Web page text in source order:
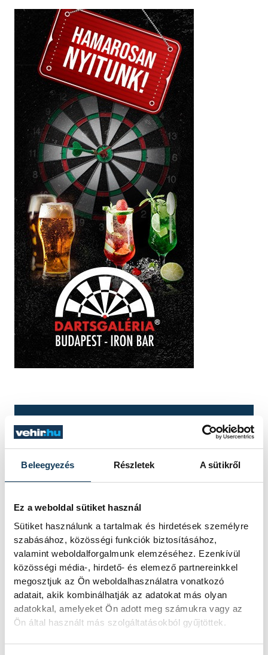
Beleegyezés Részletek A sütikről
Ez a weboldal sütiket használ
Sütiket használunk a tartalmak és hirdetések személyre
szabásához, közösségi funkciók biztosításához,
valamint weboldalforgalmunk elemzéséhez. Ezenkívül
közösségi média-, hirdető- és elemező partnereinkkel
megosztjuk az Ön weboldalhasználatra vonatkozó
adatait, akik kombinálhatják az adatokat más olyan
adatokkal, amelyeket Ön adott meg számukra vagy az
Ön által használt más szolgáltatásokból gyűjtöttek.
TOVÁBBI CIKKEK
KÖZÉRDEKŰ
Újabb tűzeset Veszprém
vármegyében:
Noszlopnál ég a száraz fű
Tíz hektáron ég a száraz fű és egy
fás-bokros terület a Veszprém
vármegyei Noszlopnál a 8402-es út
mellett.